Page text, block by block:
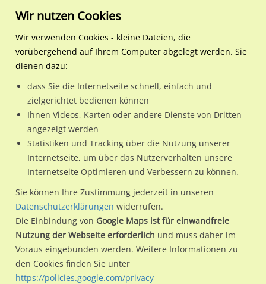
Regionale Plakatwerbung Baden-Württemberg
Stuttgart, Landeshauptstadt
_B/Nordbahnhofstr./
Nutze günstige Werbemöglichkeiten am Standort
_B/Nordbahnhofstr./Rosensteinstr.im Ortsteil Nord)in
Stuttgart, Landeshauptstadt.
Wir erheben für jede unserer Werbeflächen individuelle und
aktuelleStandortinformationenundLeistungswerte. Damit
kannst du dich schon vor der Buchung im Detail über den
Standort, seine Reichweite und Werbewirkung sowie
eventuelle Beschränkungen in den zugelassenen
Wir nutzen Cookies
Wir verwenden Cookies - kleine Dateien, die
vorübergehend auf Ihrem Computer abgelegt werden. Sie
dienen dazu:
dass Sie die Internetseite schnell, einfach und
zielgerichtet bedienen können
Ihnen Videos, Karten oder andere Dienste von Dritten
angezeigt werden
Statistiken und Tracking über die Nutzung unserer
Internetseite, um über das Nutzerverhalten unsere
Internetseite Optimieren und Verbessern zu können.
Sie können Ihre Zustimmung jederzeit in unseren
Datenschutzerklärungen widerrufen.
Die Einbindung von Google Maps ist für einwandfreie
Nutzung der Webseite erforderlich und muss daher im
Voraus eingebunden werden. Weitere Informationen zu
den Cookies finden Sie unter
https://policies.google.com/privacy